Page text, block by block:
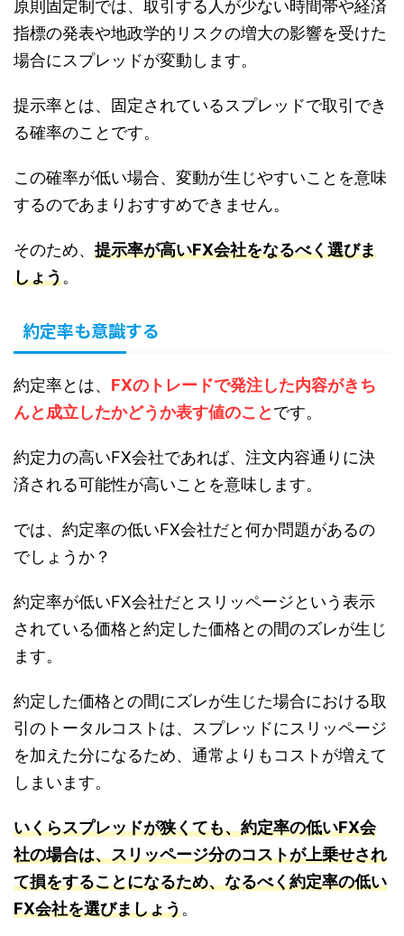
原則固定制では、取引する人が少ない時間帯や経済
指標の発表や地政学的リスクの増大の影響を受けた
場合にスプレッドが変動します。
提示率とは、固定されているスプレッドで取引でき
る確率のことです。
この確率が低い場合、変動が生じやすいことを意味
するのであまりおすすめできません。
そのため、 提示率が高いFX会社をなるべく選びま
しょう。
約定率も意識する
約定率とは、 FXのトレードで発注した内容がきち
んと成立したかどうか表す値のことです。
約定力の高いFX会社であれば、注文内容通りに決
済される可能性が高いことを意味します。
では、約定率の低いFX会社だと何か問題があるの
でしょうか？
約定率が低いFX会社だとスリッページという表示
されている価格と約定した価格との間のズレが生じ
ます。
約定した価格との間にズレが生じた場合における取
引のトータルコストは、スプレッドにスリッページ
を加えた分になるため、通常よりもコストが増えて
しまいます。
いくらスプレッドが狭くても、約定率の低いFX会
社の場合は、スリッページ分のコストが上乗せされ
て損をすることになるため、なるべく約定率の低い
FX会社を選びましょう。